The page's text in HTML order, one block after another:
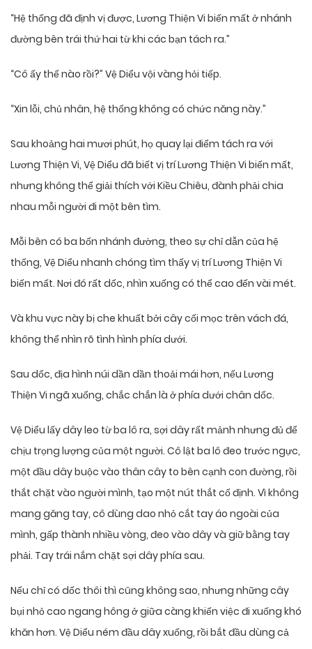
“Hệ thống đã định vị được, Lương Thiện Vi biến mất ở nhánh
đường bên trái thứ hai từ khi các bạn tách ra.”
“Cô ấy thế nào rồi?” Vệ Diểu vội vàng hỏi tiếp.
“Xin lỗi, chủ nhân, hệ thống không có chức năng này.”
Sau khoảng hai mươi phút, họ quay lại điểm tách ra với
Lương Thiện Vi, Vệ Diểu đã biết vị trí Lương Thiện Vi biến mất,
nhưng không thể giải thích với Kiều Chiêu, đành phải chia
nhau mỗi người đi một bên tìm.
Mỗi bên có ba bốn nhánh đường, theo sự chỉ dẫn của hệ
thống, Vệ Diểu nhanh chóng tìm thấy vị trí Lương Thiện Vi
biến mất. Nơi đó rất dốc, nhìn xuống có thể cao đến vài mét.
Và khu vực này bị che khuất bởi cây cối mọc trên vách đá,
không thể nhìn rõ tình hình phía dưới.
Sau dốc, địa hình núi dần dần thoải mái hơn, nếu Lương
Thiện Vi ngã xuống, chắc chắn là ở phía dưới chân dốc.
Vệ Diểu lấy dây leo từ ba lô ra, sợi dây rất mảnh nhưng đủ để
chịu trọng lượng của một người. Cô lật ba lô đeo trước ngực,
một đầu dây buộc vào thân cây to bên cạnh con đường, rồi
thắt chặt vào người mình, tạo một nút thắt cố định. Vì không
mang găng tay, cô dùng dao nhỏ cắt tay áo ngoài của
mình, gấp thành nhiều vòng, đeo vào dây và giữ bằng tay
phải. Tay trái nắm chặt sợi dây phía sau.
Nếu chỉ có dốc thôi thì cũng không sao, nhưng những cây
bụi nhỏ cao ngang hông ở giữa càng khiến việc đi xuống khó
khăn hơn. Vệ Diểu ném đầu dây xuống, rồi bắt đầu dùng cả